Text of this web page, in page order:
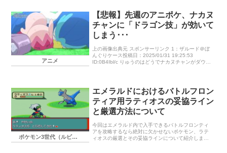
アニメ
【悲報】先週のアニポケ、ナカヌ
チャンに「ドラゴン技」が効いて
しまう･･･
上の画像出典元 スポンサーリンク 1：ザルード＠ぼ
んぐりケース投稿日：2025/01/31 19:25:53
ID:0B4Ibl/c りゅうのはどうでナカヌチャンがダウン
ポケモン3世代（ルビー、サファイア、エメラルド）
エメラルドにおけるバトルフロン
ティア用ラティオスの妥協ライン
と厳選方法について
今回はエメラルド内で入手できるバトルフロンティ
アを攻略するなら絶対に欠かせないポケモン、ラテ
ィオスの厳選とその妥協ラインについて紹介しま